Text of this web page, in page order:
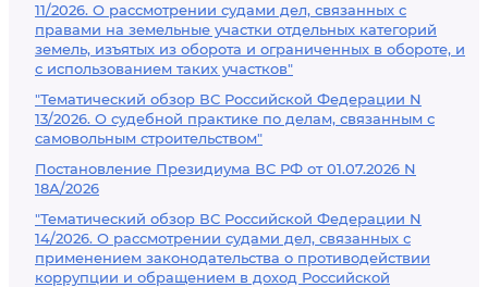
11/2026. О рассмотрении судами дел, связанных с
правами на земельные участки отдельных категорий
земель, изъятых из оборота и ограниченных в обороте, и
с использованием таких участков"
"Тематический обзор ВС Российской Федерации N
13/2026. О судебной практике по делам, связанным с
самовольным строительством"
Постановление Президиума ВС РФ от 01.07.2026 N
18А/2026
"Тематический обзор ВС Российской Федерации N
14/2026. О рассмотрении судами дел, связанных с
применением законодательства о противодействии
коррупции и обращением в доход Российской